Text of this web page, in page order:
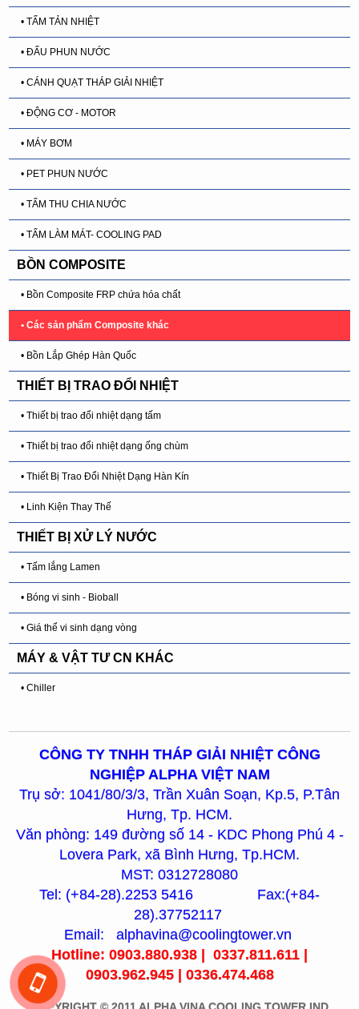
• TẤM TẢN NHIỆT
• ĐẤU PHUN NƯỚC
• CÁNH QUẠT THÁP GIẢI NHIỆT
• ĐỘNG CƠ - MOTOR
• MÁY BƠM
• PET PHUN NƯỚC
• TẤM THU CHIA NƯỚC
• TẤM LÀM MÁT- COOLING PAD
BỒN COMPOSITE
• Bồn Composite FRP chứa hóa chất
• Các sản phẩm Composite khác
• Bồn Lắp Ghép Hàn Quốc
THIẾT BỊ TRAO ĐỔI NHIỆT
• Thiết bị trao đổi nhiệt dạng tấm
• Thiết bị trao đổi nhiệt dạng ống chùm
• Thiết Bị Trao Đổi Nhiệt Dạng Hàn Kín
• Linh Kiện Thay Thế
THIẾT BỊ XỬ LÝ NƯỚC
• Tấm lắng Lamen
• Bóng vi sinh - Bioball
• Giá thể vi sinh dạng vòng
MÁY & VẬT TƯ CN KHÁC
• Chiller
CÔNG TY TNHH THÁP GIẢI NHIỆT CÔNG
NGHIỆP ALPHA VIỆT NAM
Trụ sở: 1041/80/3/3, Trần Xuân Soạn, Kp.5, P.Tân
Hưng, Tp. HCM.
Văn phòng: 149 đường số 14 - KDC Phong Phú 4 -
Lovera Park, xã Bình Hưng, Tp.HCM.
MST: 0312728080
Tel: (+84-28).2253 5416 Fax:(+84-
28).37752117
Email: alphavina@coolingtower.vn
Hotline: 0903.880.938 | 0337.811.611 |
0903.962.945 | 0336.474.468
COPYRIGHT © 2011 ALPHA VINA COOLING TOWER IND